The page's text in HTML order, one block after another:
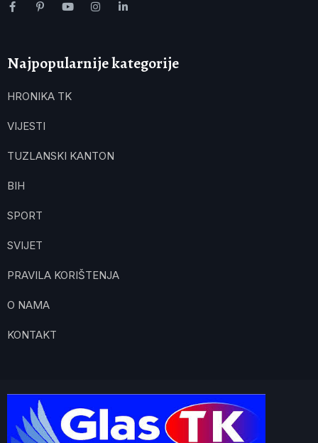
Najpopularnije kategorije
HRONIKA TK
VIJESTI
TUZLANSKI KANTON
BIH
SPORT
SVIJET
PRAVILA KORIŠTENJA
O NAMA
KONTAKT